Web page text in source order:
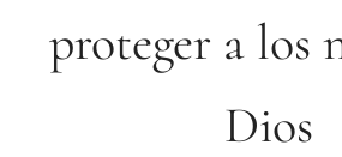
proteger a los
Dios